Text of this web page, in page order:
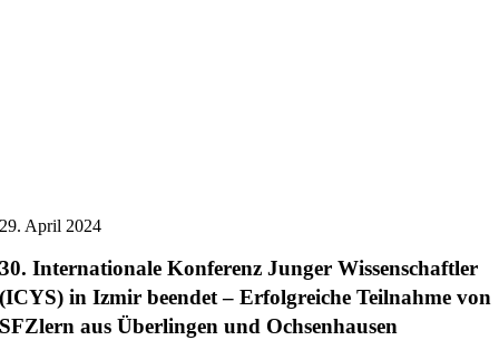
29. April 2024
30. Internationale Konferenz Junger Wissenschaftler
(ICYS) in Izmir beendet – Erfolgreiche Teilnahme von
SFZlern aus Überlingen und Ochsenhausen